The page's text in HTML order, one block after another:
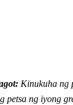
Kinukuha ng
petsa ng iyong